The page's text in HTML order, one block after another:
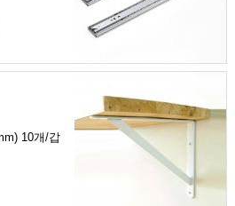
10개/갑